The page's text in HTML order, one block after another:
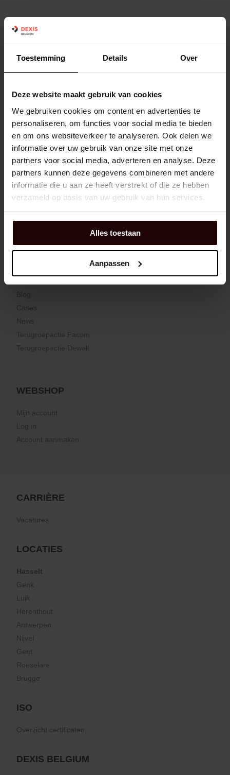
Toestemming Details Over
Deze website maakt gebruik van cookies
We gebruiken cookies om content en advertenties te
personaliseren, om functies voor social media te bieden
en om ons websiteverkeer te analyseren. Ook delen we
informatie over uw gebruik van onze site met onze
partners voor social media, adverteren en analyse. Deze
partners kunnen deze gegevens combineren met andere
informatie die u aan ze heeft verstrekt of die ze hebben
verzameld op basis van uw gebruik van hun services.
Alles toestaan
Aanpassen
Over ons
Jobs
Blogs
PRODUCTEN & DIENSTEN
Start online shoppen
Process optimisation
Equipment performance
Merken
News
Terugroepactie Facom
Terugroepactie Dewalt
WEBSHOP
Mijn account
Log in
Account aanmaken
CARRIÈRE
Vacatures
LOCATIES
Hasselt
Genk
Luik
Herenthout
Antwerpen
Nijvel
Gent
Roeselare
Brugge
ISO
Overzicht certificaten
DEXIS BELGIUM